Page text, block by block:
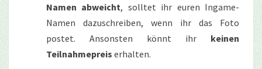
Namen abweicht, solltet ihr euren Ingame-
Namen dazuschreiben, wenn ihr das Foto
postet. Ansonsten könnt ihr keinen
Teilnahmepreis erhalten.